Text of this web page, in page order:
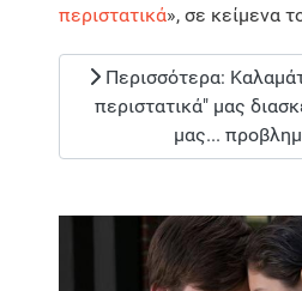
περιστατικά», σε κείμενα
Περισσότερα:
περιστατικά" μας
μας...